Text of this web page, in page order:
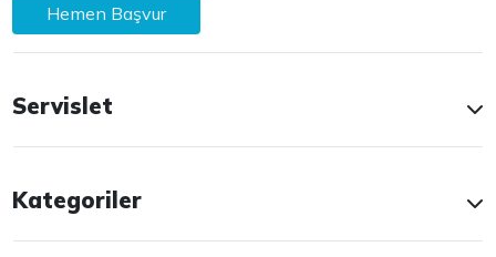
Hemen Başvur
Servislet
Kategoriler